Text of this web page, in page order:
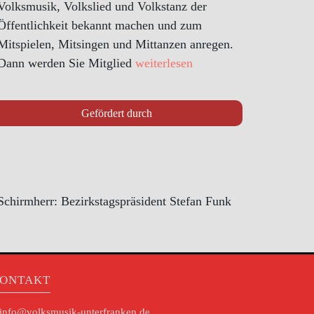
Volkslied und Volkstanz der
bekannt machen und zum
Mitsingen und Mittanzen anregen.
werden Sie Mitglied weiterlesen
Gefördert durch
Bezirkstagspräsident Stefan Funk